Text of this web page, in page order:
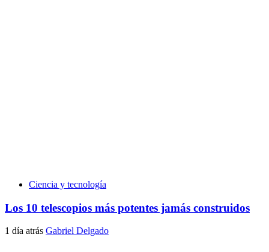
Ciencia y tecnología
Los 10 telescopios más potentes jamás construidos
1 día atrás Gabriel Delgado